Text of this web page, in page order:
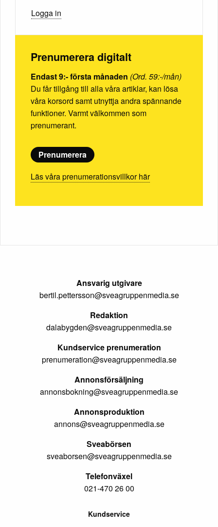
Logga in
Prenumerera digitalt
Endast 9:- första månaden (Ord. 59:-/mån)
Du får tillgång till alla våra artiklar, kan lösa
våra korsord samt utnyttja andra spännande
funktioner. Varmt välkommen som
prenumerant.
Prenumerera
Läs våra prenumerationsvillkor här
Ansvarig utgivare
bertil.pettersson@sveagruppenmedia.se
Redaktion
dalabygden@sveagruppenmedia.se
Kundservice prenumeration
prenumeration@sveagruppenmedia.se
Annonsförsäljning
annonsbokning@sveagruppenmedia.se
Annonsproduktion
annons@sveagruppenmedia.se
Sveabörsen
sveaborsen@sveagruppenmedia.se
Telefonväxel
021-470 26 00
Kundservice